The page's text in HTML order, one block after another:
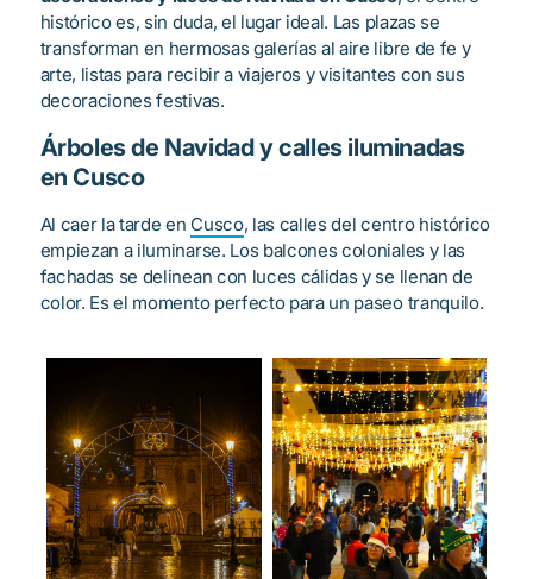
histórico es, sin duda, el lugar ideal. Las plazas se
transforman en hermosas galerías al aire libre de fe y
arte, listas para recibir a viajeros y visitantes con sus
decoraciones festivas.
Árboles de Navidad y calles iluminadas
en Cusco
Al caer la tarde en Cusco, las calles del centro histórico
empiezan a iluminarse. Los balcones coloniales y las
fachadas se delinean con luces cálidas y se llenan de
color. Es el momento perfecto para un paseo tranquilo.